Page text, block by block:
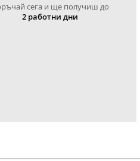
сега и ще получиш до
2 работни дни